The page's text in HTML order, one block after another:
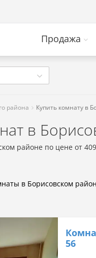
Продажа
района Купить комнату в
в
районе по цене от
в Борисовском
56